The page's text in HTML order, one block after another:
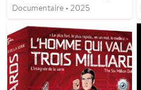
Documentaire • 2025